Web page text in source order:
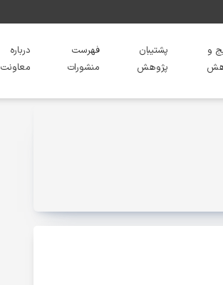
و
پشتیبان
پژوهش
فهرست
منشورات
درباره
معاونت